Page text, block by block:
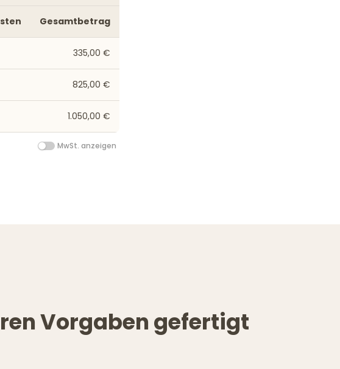
Gesamtbetrag
335,00 €
825,00 €
1.050,00 €
MwSt. anzeigen
Vorgaben gefertigt